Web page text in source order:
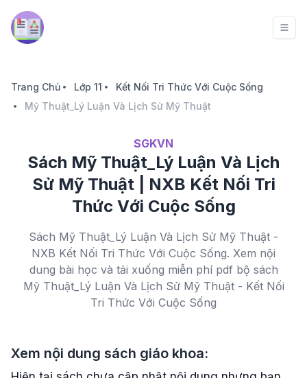
Trang Chủ Lớp 11
Kết Nối Tri Thức Với Cuộc Sống
Mỹ Thuật_Lý Luận Và Lịch Sử Mỹ Thuật
SGKVN
Sách Mỹ Thuật_Lý Luận Và Lịch
Sử Mỹ Thuật | NXB Kết Nối Tri
Thức Với Cuộc Sống
Sách Mỹ Thuật_Lý Luận Và Lịch Sử Mỹ Thuật -
NXB Kết Nối Tri Thức Với Cuộc Sống. Xem nội
dung bài học và tải xuống miễn phí pdf bộ sách
Mỹ Thuật_Lý Luận Và Lịch Sử Mỹ Thuật - Kết Nối
Tri Thức Với Cuộc Sống
Xem nội dung sách giáo khoa: